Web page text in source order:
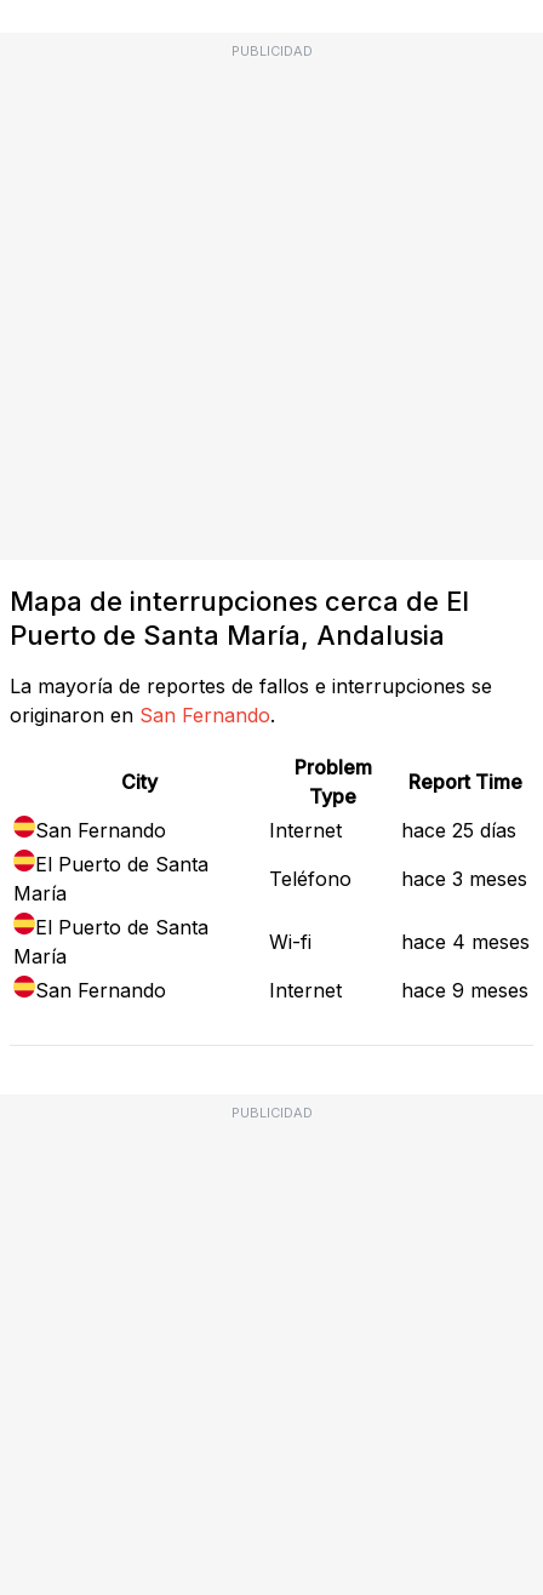
PUBLICIDAD
Mapa de interrupciones cerca de El
Puerto de Santa María, Andalusia
La mayoría de reportes de fallos e interrupciones se
originaron en San Fernando.
City
Problem
Type
Report Time
San Fernando
Internet
hace 25 días
El Puerto de Santa
María
Teléfono
hace 3 meses
El Puerto de Santa
María
Wi-fi
hace 4 meses
San Fernando
Internet hace 9 meses
PUBLICIDAD